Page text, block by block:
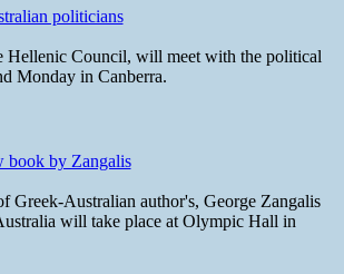
politicians
Hellenic Council, will meet with the political
Monday in Canberra.
book by Zangalis
Greek-Australian author's, George Zangalis
will take place at Olympic Hall in